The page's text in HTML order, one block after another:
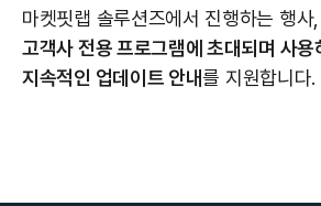
마켓핏랩 솔루션즈에서 진행하는 행사
고객사 전용 프로그램에 초대되며 사용
지속적인 업데이트 안내를 지원합니다.